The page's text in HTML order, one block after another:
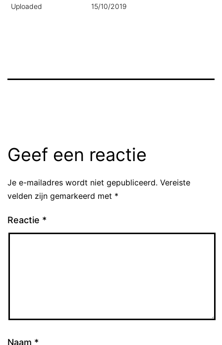
Uploaded
15/10/2019
Geef een reactie
Je e-mailadres wordt niet gepubliceerd. Vereiste
velden zijn gemarkeerd met *
Reactie *
Naam *